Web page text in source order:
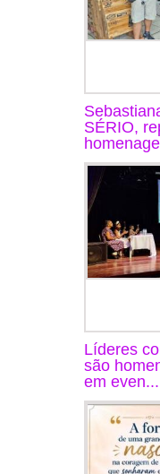
SÉRIO,
Líderes
são
em even...